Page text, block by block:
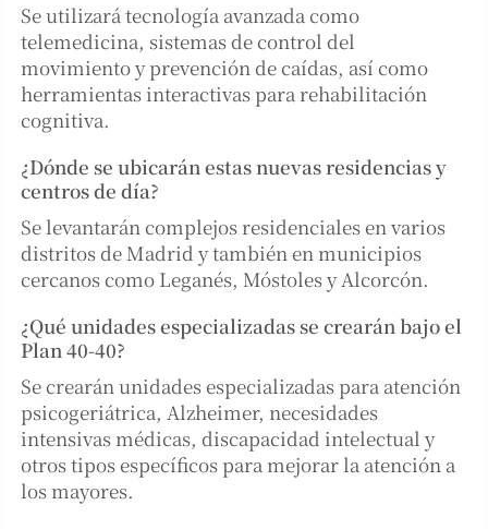
Se utilizará tecnología avanzada como
telemedicina, sistemas de control del
movimiento y prevención de caídas, así como
herramientas interactivas para rehabilitación
cognitiva.
¿Dónde se ubicarán estas nuevas residencias y
centros de día?
Se levantarán complejos residenciales en varios
distritos de Madrid y también en municipios
cercanos como Leganés, Móstoles y Alcorcón.
¿Qué unidades especializadas se crearán bajo el
Plan 40-40?
Se crearán unidades especializadas para atención
psicogeriátrica, Alzheimer, necesidades
intensivas médicas, discapacidad intelectual y
otros tipos específicos para mejorar la atención a
los mayores.